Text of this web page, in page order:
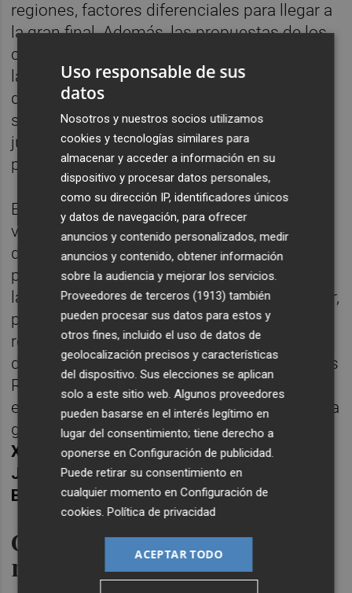
regiones, factores diferenciales para llegar a
la gran final. Además, las propuestas de los
candidatos han estado publicadas en
la página oficial de Facebook de la Escuela,
donde el público ha podido valorarlas y
sumar el voto popular a la evaluación del
jurado profesional, compuesto por chefs
profesores de Le Cordon Bleu Madrid.
En la final del 14 de abril, los 10 finalistas
viajarán a Madrid para competir en la sede
de Le Cordon Bleu Madrid, ante un
prestigioso jurado que se dará a conocer en
las próximas semanas. En la edición anterior,
presidió el juradoJavier Olleros, chef del
restaurante Culler de Pau (Pontevedra),
distinguido con 2 estrellas Michelin y 3 soles
Repsol. En ediciones anteriores, el jurado ha
estado presidido por otras celebridades de la
gastronomía nacional, como Eduard
Xatruch, Nacho Manzano, Jesús Sánchez,
Joan Roca, Diego Guerrero, Martín
Berasategui o Andoni Luis Aduriz.
Catorce años de impulso a las
nuevas generaciones de chefs
Uso responsable de sus
datos
Nosotros y nuestros socios utilizamos
cookies y tecnologías similares para
almacenar y acceder a información en su
dispositivo y procesar datos personales,
como su dirección IP, identificadores únicos
y datos de navegación, para ofrecer
anuncios y contenido personalizados, medir
anuncios y contenido, obtener información
sobre la audiencia y mejorar los servicios.
Proveedores de terceros (1913) también
pueden procesar sus datos para estos y
otros fines, incluido el uso de datos de
geolocalización precisos y características
del dispositivo. Sus elecciones se aplican
solo a este sitio web. Algunos proveedores
pueden basarse en el interés legítimo en
lugar del consentimiento; tiene derecho a
oponerse enConfiguración de publicidad.
Puede retirar su consentimiento en
cualquier momento enConfiguración de
cookies.Política de privacidad
ACEPTAR TODO